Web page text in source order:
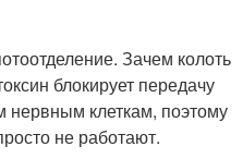
Зачем колоть
блокирует передачу
нервным клеткам, поэтому
не работают.